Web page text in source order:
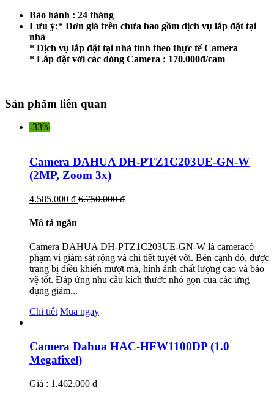
Bảo hành : 24 tháng
Lưu ý:* Đơn giá trên chưa bao gồm dịch vụ lắp đặt tại
nhà
* Dịch vụ lắp đặt tại nhà tính theo thực tế Camera
* Lắp đặt với các dòng Camera : 170.000đ/cam
Sản phẩm liên quan
-33%
Camera DAHUA DH-PTZ1C203UE-GN-W
(2MP, Zoom 3x)
4.585.000 đ 6.750.000 đ
Mô tả ngắn
Camera DAHUA DH-PTZ1C203UE-GN-W là cameracó
phạm vi giám sát rộng và chi tiết tuyệt vời. Bên cạnh đó, được
trang bị điều khiển mượt mà, hình ảnh chất lượng cao và bảo
vệ tốt. Đáp ứng nhu cầu kích thước nhỏ gọn của các ứng
dụng giám...
Chi tiết Mua ngay
Camera Dahua HAC-HFW1100DP (1.0
Megafixel)
Giá : 1.462.000 đ